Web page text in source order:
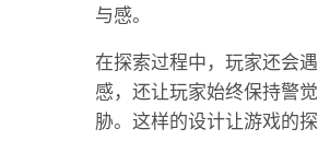
与感。
在探索过程中，玩家还会
感，还让玩家始终保持警
胁。这样的设计让游戏的